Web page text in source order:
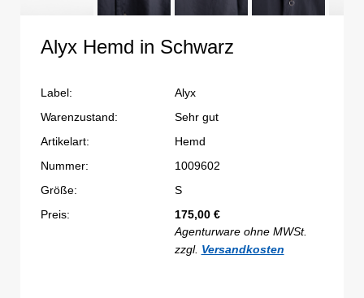
Alyx Hemd in Schwarz
Label:
Alyx
Warenzustand:
Sehr gut
Artikelart:
Hemd
Nummer:
1009602
Größe:
S
Preis:
175,00 €
Agenturware ohne MWSt.
zzgl. Versandkosten